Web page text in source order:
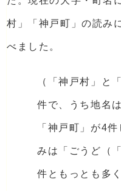
村」「神戸町」の読み
べました。
（「神戸村」と
件で、うち地名
「神戸町」が4
みは「ごうど（
件ともっとも多